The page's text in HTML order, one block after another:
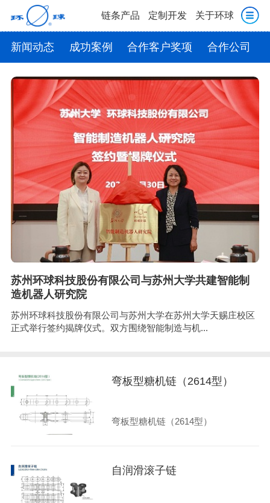
链条产品 定制开发 关于环球
新闻动态 成功案例 合作客户奖项 合作公司
苏州环球科技股份有限公司与苏州大学共建智能制
造机器人研究院
苏州环球科技股份有限公司与苏州大学在苏州大学天赐庄校区
正式举行签约揭牌仪式。双方围绕智能制造与机...
弯板型糖机链（2614型）
弯板型糖机链（2614型）
自润滑滚子链